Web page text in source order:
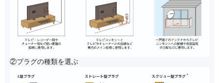
②プラグの種類を選ぶ